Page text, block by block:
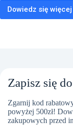
Dowiedz się więcej
Lenovo
E14
1:
laptop
wybrać?
Zapisz się
Zgarnij kod
powyżej 500zł!
zakupowych przed